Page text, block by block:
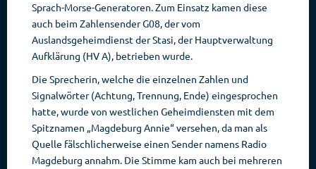
Sprach-Morse-Generatoren. Zum Einsatz kamen diese
auch beim Zahlensender G08, der vom
Auslandsgeheimdienst der Stasi, der Hauptverwaltung
Aufklärung (HV A), betrieben wurde.
Die Sprecherin, welche die einzelnen Zahlen und
Signalwörter (Achtung, Trennung, Ende) eingesprochen
hatte, wurde von westlichen Geheimdiensten mit dem
Spitznamen „Magdeburg Annie“ versehen, da man als
Quelle fälschlicherweise einen Sender namens Radio
Magdeburg annahm. Die Stimme kam auch bei mehreren